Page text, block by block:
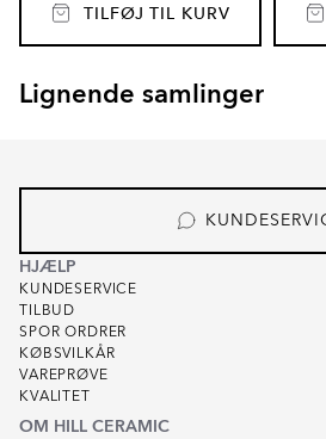
TILFØJ TIL KURV
Lignende samlinger
SEKEL
HJÆLP
KUNDESERVICE
TILBUD
SPOR ORDRER
KØBSVILKÅR
VAREPRØVE
KVALITET
OM HILL CERAMIC